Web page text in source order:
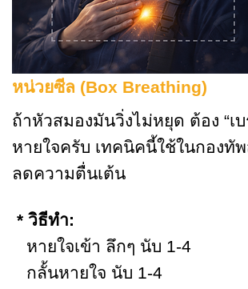
หน่วยซีล (Box Breathing)
ถ้าหัวสมองมันวิ่งไม่หยุด ต้อง “เ
หายใจครับ เทคนิคนี้ใช้ในกองทั
ลดความตื่นเต้น
* วิธีทำ:
หายใจเข้า ลึกๆ นับ 1-4
กลั้นหายใจ นับ 1-4